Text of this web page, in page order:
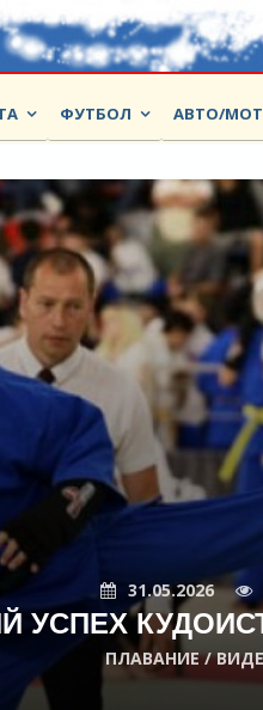
ФУТБОЛ АВТО/
31.05.2026
УСПЕХ
ПЛАВАНИЕ /